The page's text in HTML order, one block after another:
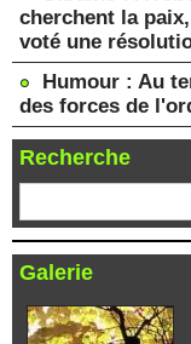
cherchent la
voté une
Humour : Au
des forces de
Recherche
Galerie